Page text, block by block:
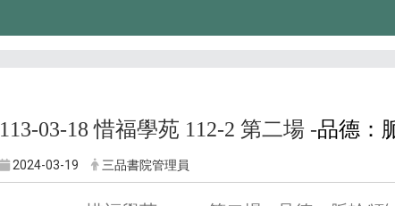
113-03-18 惜福學苑 112-2 第二場 -品德：
2024-03-19 三品書院管理員